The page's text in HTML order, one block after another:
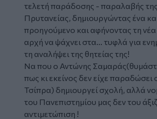
τελετή παράδοσης - παραλαβής της
Πρυτανείας, δημιουργώντας ένα
προηγούμενο και αφήνοντας τη
αρχή να ψάχνει στα... τυφλά για
τη αναλήψει της θητείας της!
Να που ο Αντώνης
πως κι εκείνος δεν είχε παραδώσει
Τσίπρα) δημιουργεί σχολή, αλλά
του Πανεπιστημίου μας δεν του
αντιμετώπιση !